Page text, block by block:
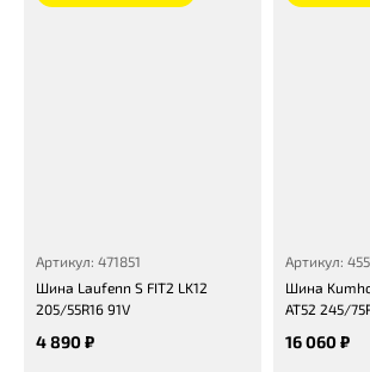
Артикул: 471851
Шина Laufenn S FIT2 LK12
205/55R16 91V
4 890 ₽
Артикул:
Шина
AT52 245/
16 060 ₽